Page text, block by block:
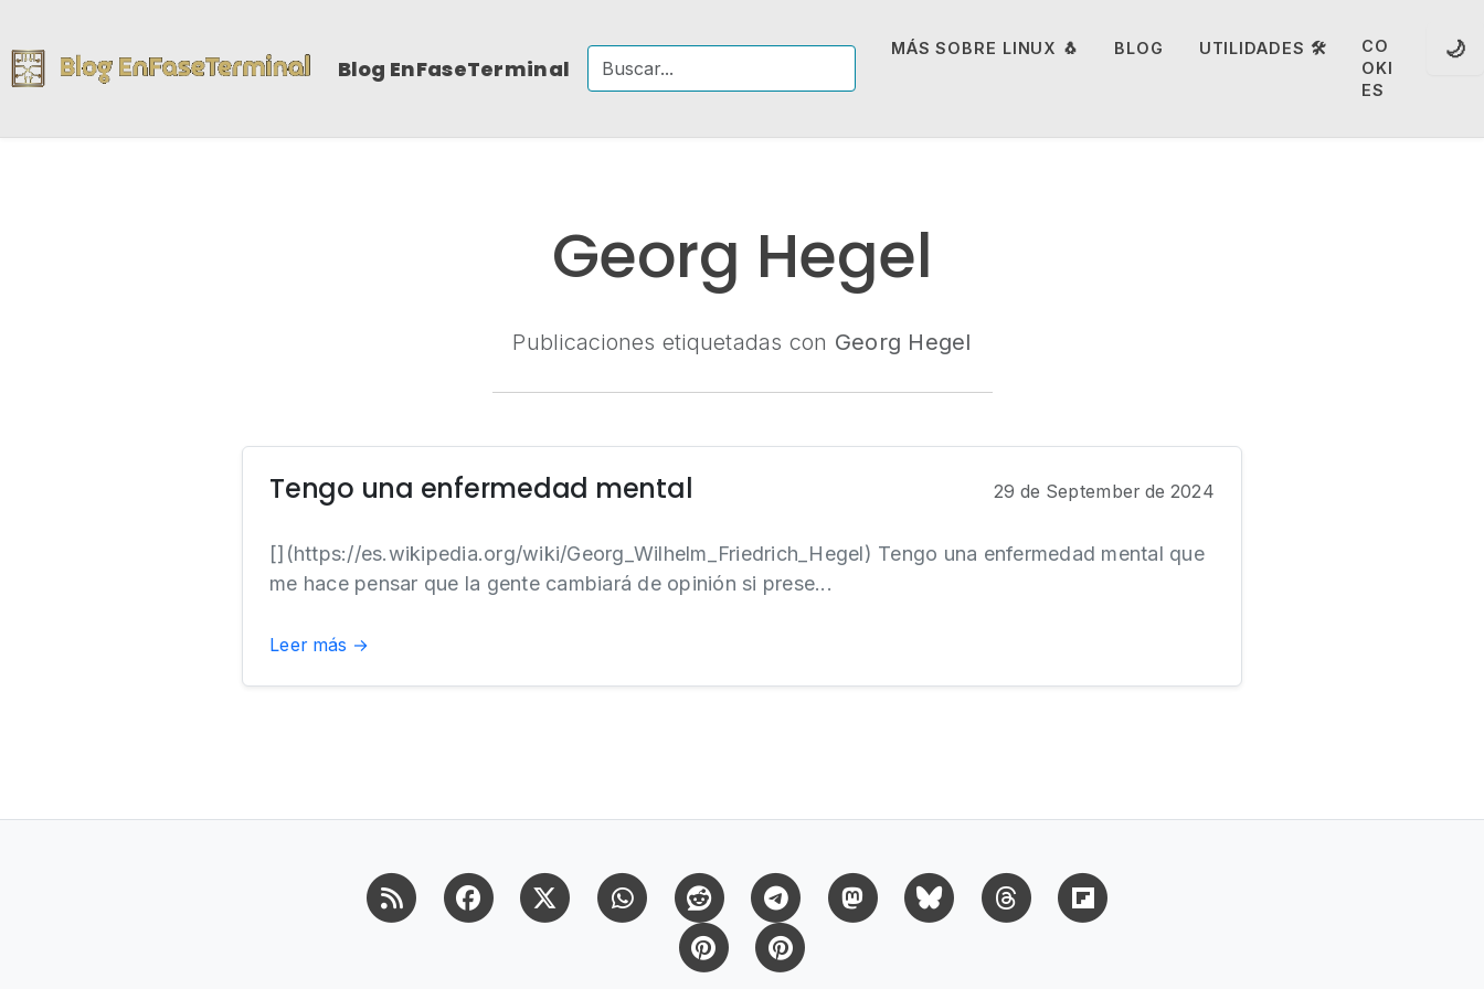
Blog EnFaseTerminal
MÁS SOBRE LINUX 🐧 BLOG UTILIDADES 🛠️
CO
OKI
ES
🌙
Georg Hegel
Publicaciones etiquetadas con Georg Hegel
Tengo una enfermedad mental 29 de September de 2024
[](https://es.wikipedia.org/wiki/Georg_Wilhelm_Friedrich_Hegel) Tengo una enfermedad mental que
me hace pensar que la gente cambiará de opinión si prese...
Leer más →
RSS FacebookX (Twitter)WhatsappReddit Telegram MastodonBluesky Threads
Pinterest